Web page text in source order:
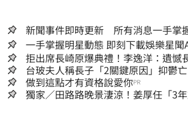
新聞事件即時更新 所有消息一手掌
一手掌握明星動態 即刻下載娛樂
拒出席長崎原爆典禮！李逸洋：遺憾
施法律戰的執行工具
台玻夫人稱長子「2關鍵原因」抑鬱
我從來不信⋯
做到這點才有資格說愛你PR
獨家／田路路晚景淒涼！姜厚任「3